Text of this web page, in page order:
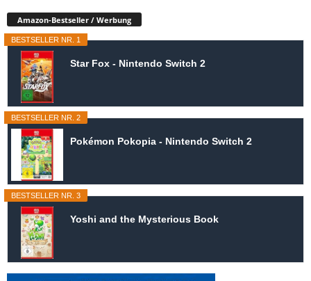
Amazon-Bestseller / Werbung
BESTSELLER NR. 1
Star Fox - Nintendo Switch 2
BESTSELLER NR. 2
Pokémon Pokopia - Nintendo Switch 2
BESTSELLER NR. 3
Yoshi and the Mysterious Book